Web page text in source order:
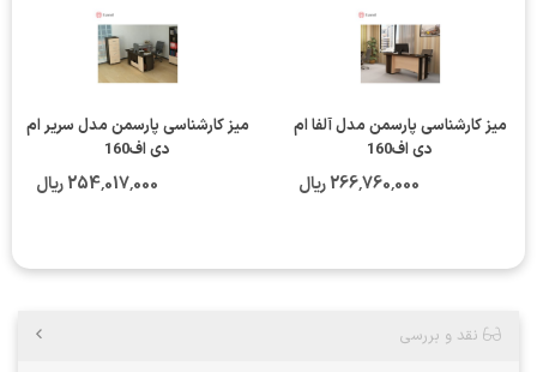
میز کارشناسی پارسمن مدل آلفا ام
دی اف160
266٬760٬000 ریال
میز کارشناسی پارسمن مدل سریر ام
دی اف160
254٬017٬000 ریال
نقد و بررسی